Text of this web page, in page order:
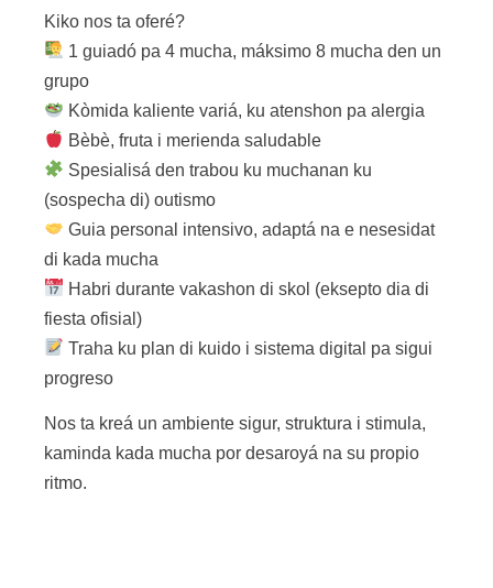
Kiko nos ta oferé?
1 guiadó pa 4 mucha, máksimo 8 mucha den un
grupo
Kòmida kaliente variá, ku atenshon pa alergia
Bèbè, fruta i merienda saludable
Spesialisá den trabou ku muchanan ku
(sospecha di) outismo
Guia personal intensivo, adaptá na e nesesidat
di kada mucha
Habri durante vakashon di skol (eksepto dia di
fiesta ofisial)
Traha ku plan di kuido i sistema digital pa sigui
progreso
Nos ta kreá un ambiente sigur, struktura i stimula,
kaminda kada mucha por desaroyá na su propio
ritmo.